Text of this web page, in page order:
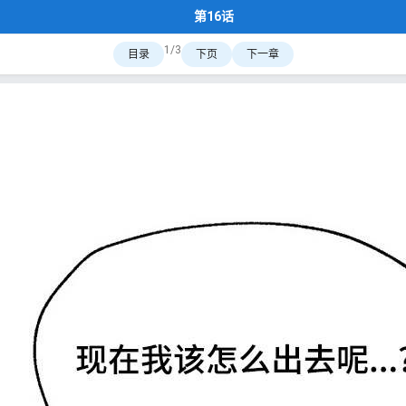
第16话
目录 1/3 下页 下一章